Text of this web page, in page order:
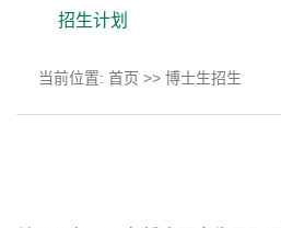
招生计划
当前位置: 首页 >> 博士生招生